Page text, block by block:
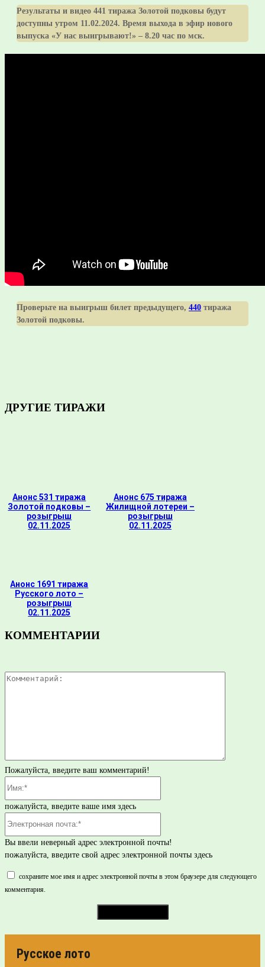
Результаты и видео 441 тиража Золотой подковы будут
доступны утром 11.02.2024. Время выхода в эфир нового
выпуска «У нас выигрывают!» – 8.20 час по мск.
Проверьте на выигрыш билет предыдущего, 440 тиража
Золотой подковы.
ДРУГИЕ ТИРАЖИ
Анонс 531 тиража
Золотой подковы –
розыгрыш
02.11.2025
Анонс 675 тиража
Жилищной лотереи –
розыгрыш
02.11.2025
Анонс 1691 тиража
Русского лото –
розыгрыш
02.11.2025
КОММЕНТАРИИ
Пожалуйста, введите ваш комментарий!
пожалуйста, введите ваше имя здесь
Вы ввели неверный адрес электронной почты!
пожалуйста, введите свой адрес электронной почты здесь
сохраните мое имя и адрес электронной почты в этом браузере для следующего
комментария.
Русское лото